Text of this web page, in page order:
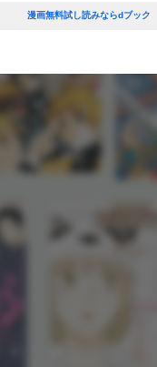
漫画無料試し読みならdブック